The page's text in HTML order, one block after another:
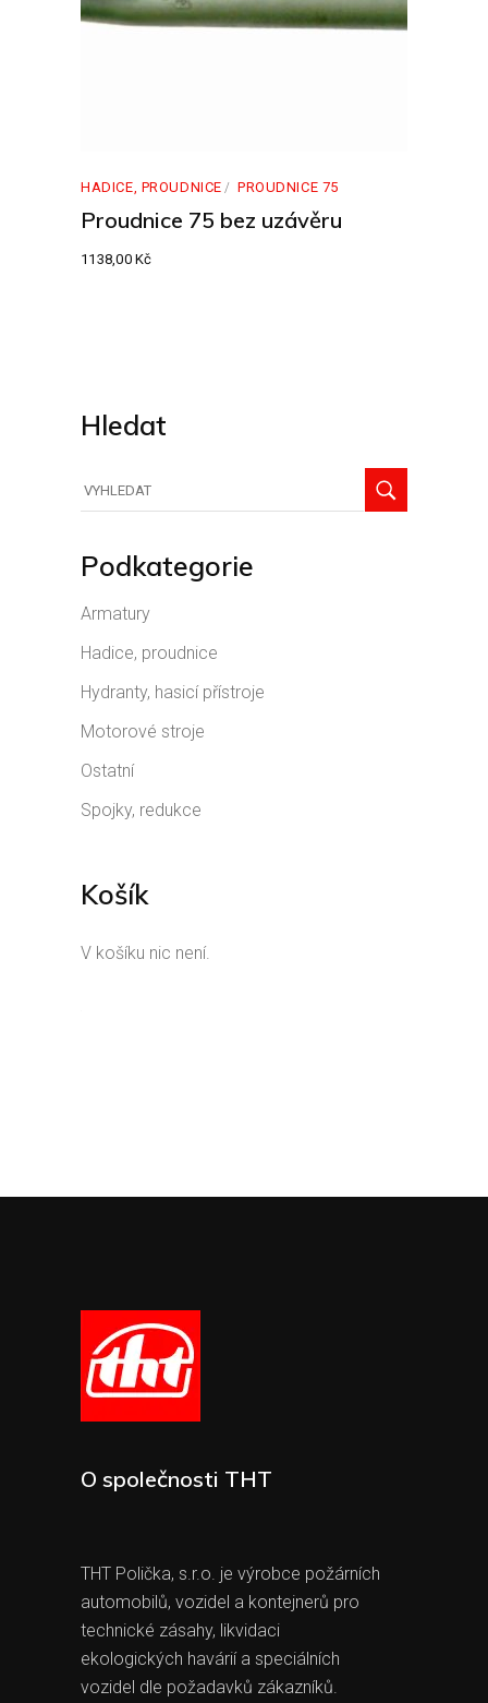
HADICE, PROUDNICE PROUDNICE 75
Proudnice 75 bez uzávěru
1138,00Kč
Hledat
Podkategorie
Armatury
Hadice, proudnice
Hydranty, hasicí přístroje
Motorové stroje
Ostatní
Spojky, redukce
Košík
V košíku nic není.
O společnosti THT
THT Polička, s.r.o. je výrobce požárních
automobilů, vozidel a kontejnerů pro
technické zásahy, likvidaci
ekologických havárií a speciálních
vozidel dle požadavků zákazníků.